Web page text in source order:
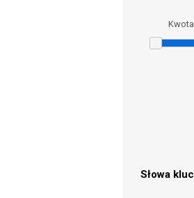
Słowa